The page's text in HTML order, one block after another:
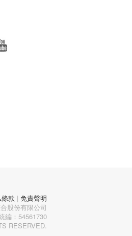
款 | 免責聲明
股份有限公司
編：54561730
RESERVED.